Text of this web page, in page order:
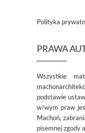
Polityka
PRAWA
Wszystkie
podstawie
w/wym praw
Machoń,
pisemnej zgody